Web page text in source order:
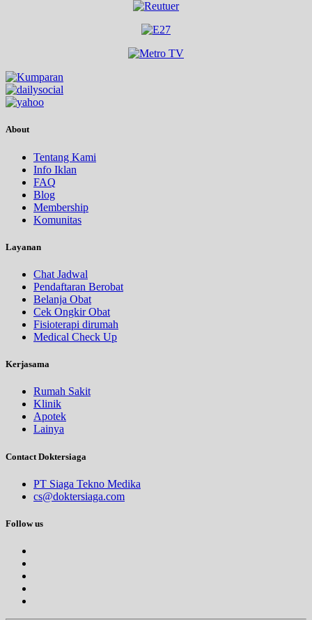
About
Tentang Kami
Info Iklan
FAQ
Blog
Membership
Komunitas
Layanan
Chat Jadwal
Pendaftaran Berobat
Belanja Obat
Cek Ongkir Obat
Fisioterapi dirumah
Medical Check Up
Kerjasama
Rumah Sakit
Klinik
Apotek
Lainya
Contact Doktersiaga
PT Siaga Tekno Medika
cs@doktersiaga.com
Follow us